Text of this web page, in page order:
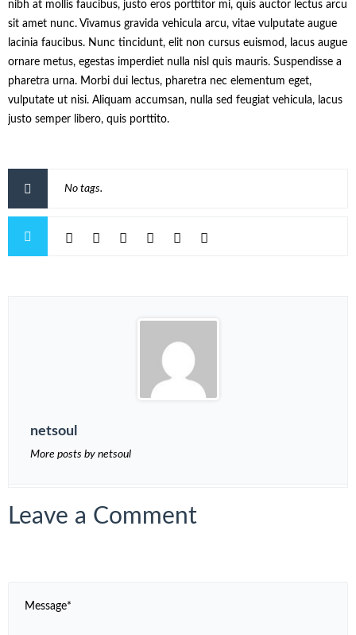
nibh at mollis faucibus, justo eros porttitor mi, quis auctor lectus arcu
sit amet nunc. Vivamus gravida vehicula arcu, vitae vulputate augue
lacinia faucibus. Nunc tincidunt, elit non cursus euismod, lacus augue
ornare metus, egestas imperdiet nulla nisl quis mauris. Suspendisse a
pharetra urna. Morbi dui lectus, pharetra nec elementum eget,
vulputate ut nisi. Aliquam accumsan, nulla sed feugiat vehicula, lacus
justo semper libero, quis porttito.
No tags.
netsoul
More posts by netsoul
Leave a Comment